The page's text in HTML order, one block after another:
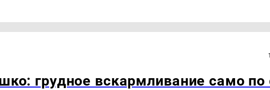
грудное вскармливание само по